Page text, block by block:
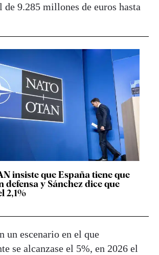
de 9.285 millones de euros hasta
insiste que España tiene que
defensa y Sánchez dice que
2,1%
un escenario en el que
se alcanzase el 5%, en 2026 el